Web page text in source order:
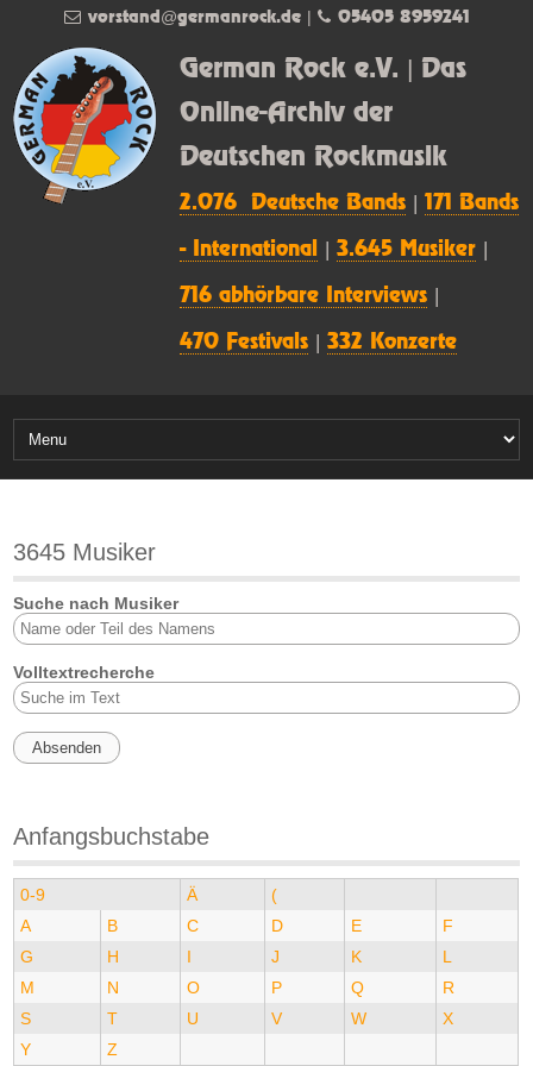
German Rock e.V. | Das
Online-Archiv der
Deutschen Rockmusik
2.076 Deutsche Bands |171 Bands
- International |3.645 Musiker
716 abhörbare Interviews
470 Festivals |332 Konzerte
vorstand@germanrock.de| 05405 8959241
3645 Musiker
Suche nach Musiker
Volltextrecherche
Anfangsbuchstabe
0-9 Ä
(
A
B C D E
F
G
H I J K
L
M
N O P Q
R
S
T U V W
X
Y
Z